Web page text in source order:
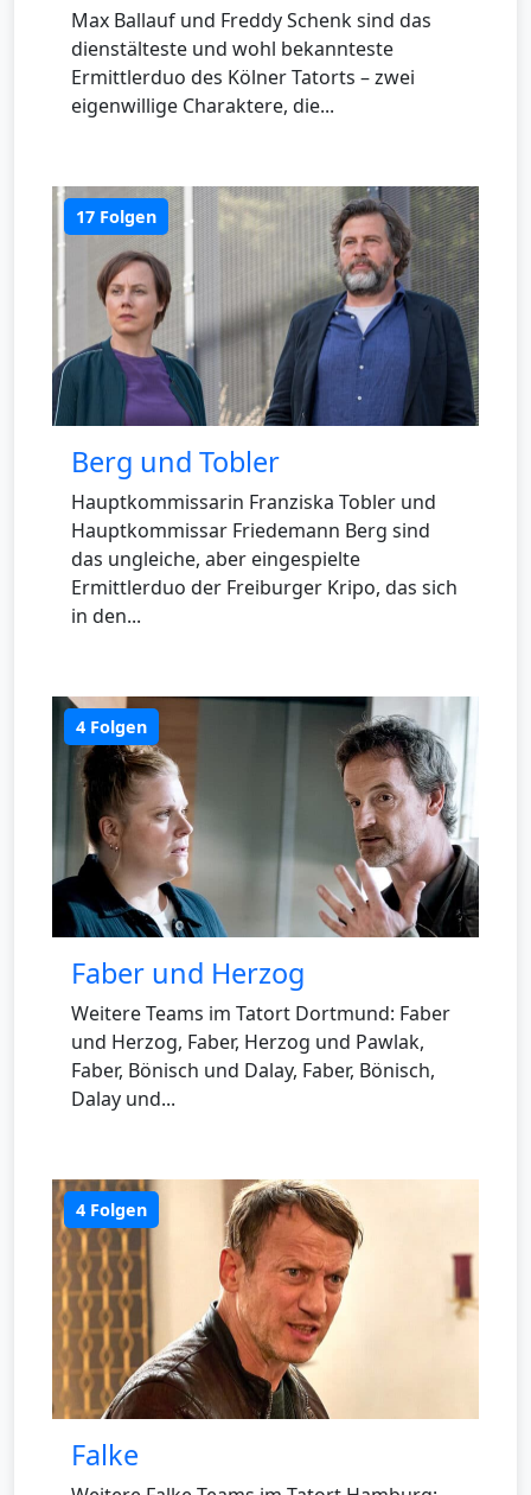
Max Ballauf und Freddy Schenk sind das
dienstälteste und wohl bekannteste
Ermittlerduo des Kölner Tatorts – zwei
eigenwillige Charaktere, die...
17 Folgen
Berg und Tobler
Hauptkommissarin Franziska Tobler und
Hauptkommissar Friedemann Berg sind
das ungleiche, aber eingespielte
Ermittlerduo der Freiburger Kripo, das sich
in den...
4 Folgen
Faber und Herzog
Weitere Teams im Tatort Dortmund: Faber
und Herzog, Faber, Herzog und Pawlak,
Faber, Bönisch und Dalay, Faber, Bönisch,
Dalay und...
4 Folgen
Falke